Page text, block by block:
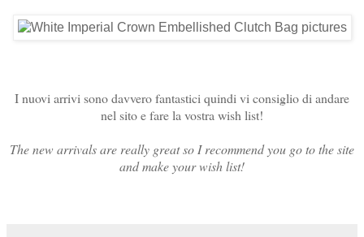
I nuovi arrivi sono davvero fantastici quindi vi consiglio di andare
nel sito e fare la vostra wish list!
The new arrivals are really great so I recommend you go to the site
and make your wish list!